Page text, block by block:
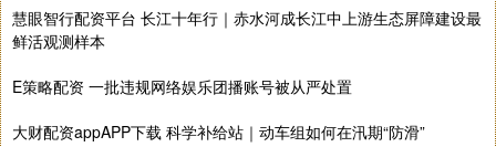
慧眼智行配资平台 长江十年行｜赤水河成长江中上游生态屏障建设最
鲜活观测样本
E策略配资 一批违规网络娱乐团播账号被从严处置
大财配资appAPP下载 科学补给站｜动车组如何在汛期“防滑”